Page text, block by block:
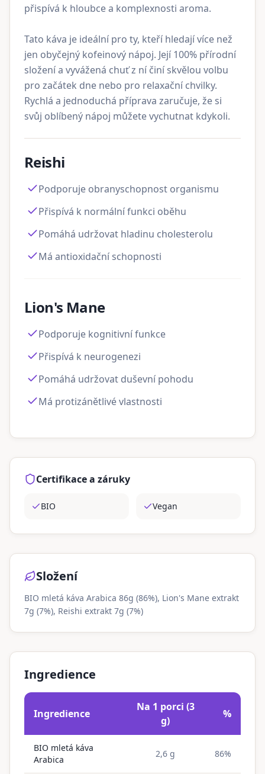
přispívá k hloubce a komplexnosti aroma.
Tato káva je ideální pro ty, kteří hledají více než
jen obyčejný kofeinový nápoj. Její 100% přírodní
složení a vyvážená chuť z ní činí skvělou volbu
pro začátek dne nebo pro relaxační chvilky.
Rychlá a jednoduchá příprava zaručuje, že si
svůj oblíbený nápoj můžete vychutnat kdykoli.
Reishi
Podporuje obranyschopnost organismu
Přispívá k normální funkci oběhu
Pomáhá udržovat hladinu cholesterolu
Má antioxidační schopnosti
Lion's Mane
Podporuje kognitivní funkce
Přispívá k neurogenezi
Pomáhá udržovat duševní pohodu
Má protizánětlivé vlastnosti
Certifikace a záruky
BIO Vegan
Složení
BIO mletá káva Arabica 86g (86%), Lion's Mane extrakt
7g (7%), Reishi extrakt 7g (7%)
Ingredience
Ingredience
Na 1 porci (3
g)
%
BIO mletá káva
Arabica
2,6 g 86%